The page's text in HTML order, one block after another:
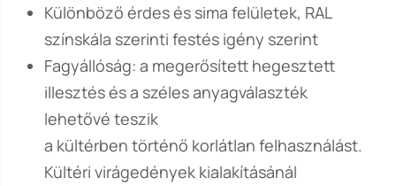
Különböző érdes és sima felületek, RAL
színskála szerinti festés igény szerint
Fagyállóság: a megerősített hegesztett
illesztés és a széles anyagválaszték
lehetővé teszik
a kültérben történő korlátlan felhasználást.
Kültéri virágedények kialakításánál